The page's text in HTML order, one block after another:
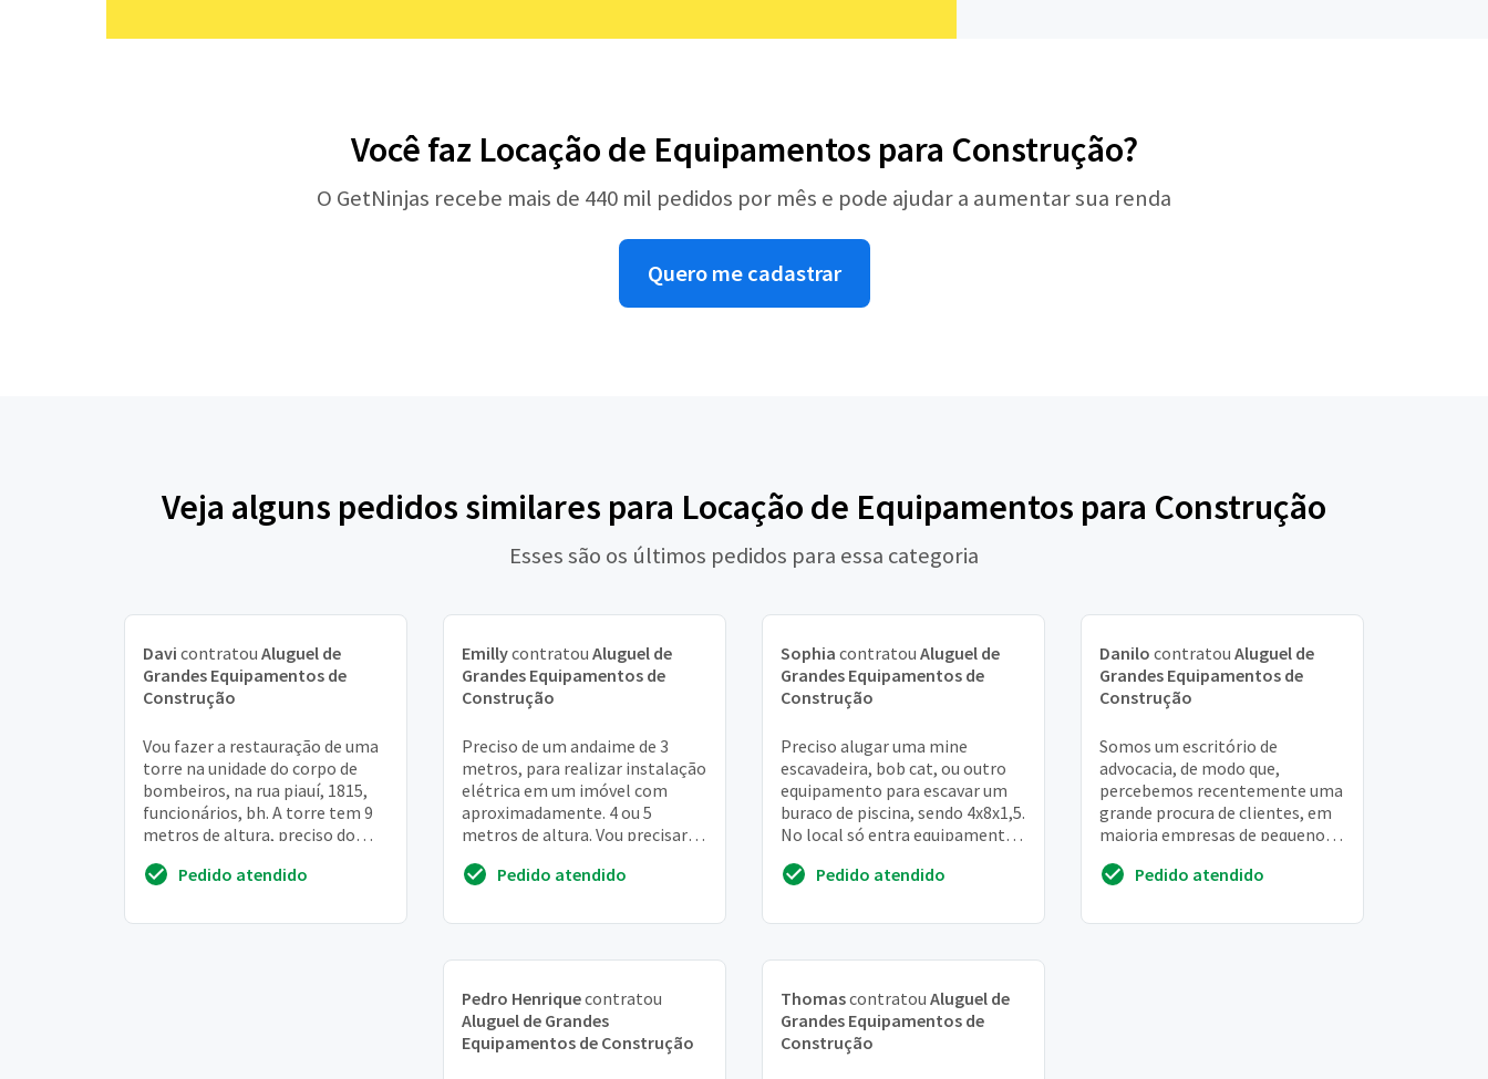
Você faz Locação de Equipamentos para Construção?
O GetNinjas recebe mais de 440 mil pedidos por mês e pode ajudar a aumentar sua renda
Quero me cadastrar
Veja alguns pedidos similares para Locação de Equipamentos para Construção
Esses são os últimos pedidos para essa categoria
Davi contratou Aluguel de
Grandes Equipamentos de
Construção
Vou fazer a restauração de uma
torre na unidade do corpo de
bombeiros, na rua piauí, 1815,
funcionários, bh. A torre tem 9
metros de altura, preciso do
e ro...Pedido atendido
Emillycontratou Aluguel de
Grandes Equipamentos de
Construção
Preciso de um andaime de 3
metros, para realizar instalação
elétrica em um imóvel com
aproximadamente. 4 ou 5
metros de altura. Vou precisar
dia de serviço
Pedido atendido
Sophia contratou Aluguel de
Grandes Equipamentos de
Construção
Preciso alugar uma mine
escavadeira, bob cat, ou outro
equipamento para escavar um
buraco de piscina, sendo 4x8x1,5.
No local só entra equipamento
Pedido atendido
Danilo contratou Aluguel de
Grandes Equipamentos de
Construção
Somos um escritório de
advocacia, de modo que,
percebemos recentemente uma
grande procura de clientes, em
maioria empresas de pequeno e
problemas, tendo e...
Pedido atendido
Pedro Henriquecontratou
Aluguel de Grandes
Equipamentos de Construção
Thomascontratou Aluguel de
Grandes Equipamentos de
Construção